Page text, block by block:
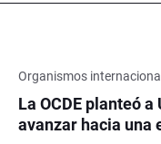
Organismos
La OCDE planteó
avanzar hacia una